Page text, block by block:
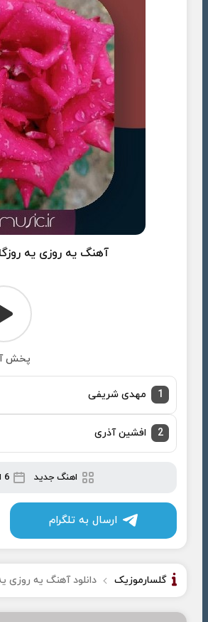
آهنگ یه روزی یه
پخش
1 مهدی شریفی
2 افشین آذری
اهنگ جدید 6 اکتبر 2023
ارسال به تلگرام
گلسارموزیک دانلود آهنگ یه روزی